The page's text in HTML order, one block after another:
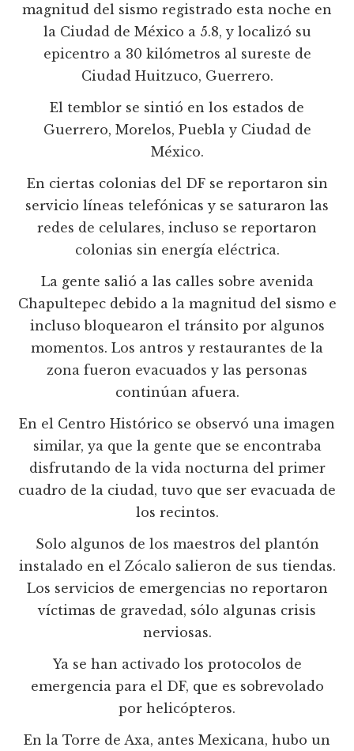
magnitud del sismo registrado esta noche en
la Ciudad de México a 5.8, y localizó su
epicentro a 30 kilómetros al sureste de
Ciudad Huitzuco, Guerrero.
El temblor se sintió en los estados de
Guerrero, Morelos, Puebla y Ciudad de
México.
En ciertas colonias del DF se reportaron sin
servicio líneas telefónicas y se saturaron las
redes de celulares, incluso se reportaron
colonias sin energía eléctrica.
La gente salió a las calles sobre avenida
Chapultepec debido a la magnitud del sismo e
incluso bloquearon el tránsito por algunos
momentos. Los antros y restaurantes de la
zona fueron evacuados y las personas
continúan afuera.
En el Centro Histórico se observó una imagen
similar, ya que la gente que se encontraba
disfrutando de la vida nocturna del primer
cuadro de la ciudad, tuvo que ser evacuada de
los recintos.
Solo algunos de los maestros del plantón
instalado en el Zócalo salieron de sus tiendas.
Los servicios de emergencias no reportaron
víctimas de gravedad, sólo algunas crisis
nerviosas.
Ya se han activado los protocolos de
emergencia para el DF, que es sobrevolado
por helicópteros.
En la Torre de Axa, antes Mexicana, hubo un